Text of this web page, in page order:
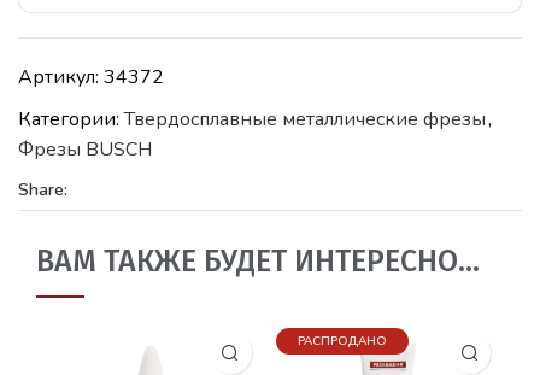
Артикул: 34372
Категории:Твердосплавные металлические фрезы,
Фрезы BUSCH
Share:
ВАМ ТАКЖЕ БУДЕТ ИНТЕРЕСНО…
РАСПРОДАНО